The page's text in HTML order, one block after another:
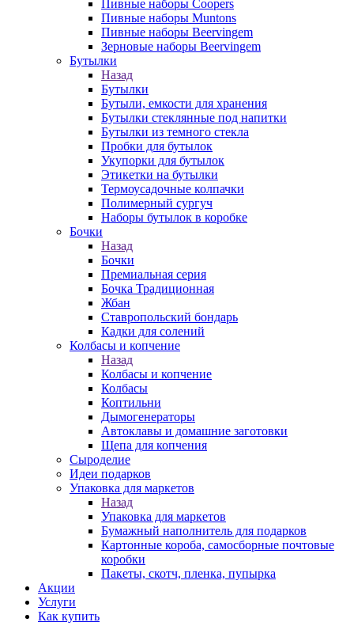
Пивные наборы Coopers
Пивные наборы Muntons
Пивные наборы Beervingem
Зерновые наборы Beervingem
Бутылки
Назад
Бутылки
Бутыли, емкости для хранения
Бутылки стеклянные под напитки
Бутылки из темного стекла
Пробки для бутылок
Укупорки для бутылок
Этикетки на бутылки
Термоусадочные колпачки
Полимерный сургуч
Наборы бутылок в коробке
Бочки
Назад
Бочки
Премиальная серия
Бочка Традиционная
Жбан
Ставропольский бондарь
Кадки для солений
Колбасы и копчение
Назад
Колбасы и копчение
Колбасы
Коптильни
Дымогенераторы
Автоклавы и домашние заготовки
Щепа для копчения
Сыроделие
Идеи подарков
Упаковка для маркетов
Назад
Упаковка для маркетов
Бумажный наполнитель для подарков
Картонные короба, самосборные почтовые
коробки
Пакеты, скотч, пленка, пупырка
Акции
Услуги
Как купить